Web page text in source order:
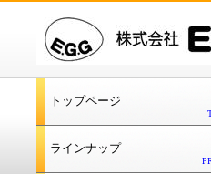
トップページ
ラインナップ